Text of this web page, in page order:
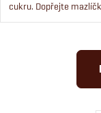
cukru. Dopřejte
opravdu kvalitní